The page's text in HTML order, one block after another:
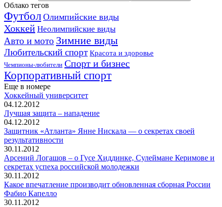
Облако тегов
Футбол Олимпийские виды
Хоккей Неолимпийские виды
Авто и мото Зимние виды
Любительский спорт Красота и здоровье
Чемпионы-любители Спорт и бизнес
Корпоративный спорт
Еще в номере
Хоккейный университет
04.12.2012
Лучшая защита – нападение
04.12.2012
Защитник «Атланта» Янне Нискала — о секретах своей
результативности
30.11.2012
Арсений Логашов – о Гусе Хиддинке, Сулеймане Керимове и
секретах успеха российской молодежки
30.11.2012
Какое впечатление производит обновленная сборная России
Фабио Капелло
30.11.2012